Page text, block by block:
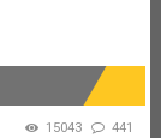
15043 441